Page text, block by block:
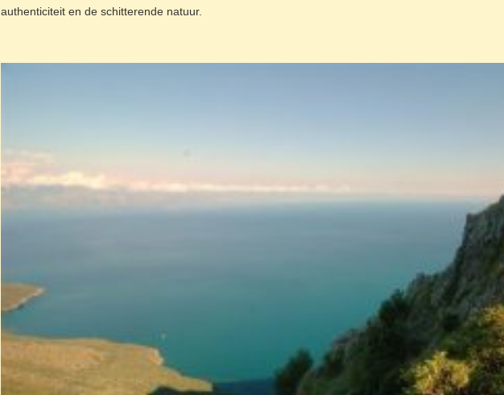
authenticiteit en de schitterende natuur.